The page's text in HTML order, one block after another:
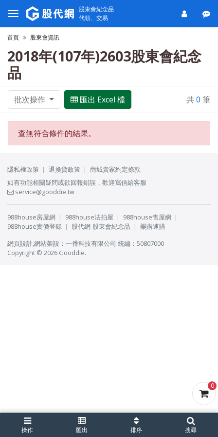
0
股東會紀念品
代領、交易
首頁 股東會資訊
2018年(107年)2603股東會紀念
品
批次操作 匯出 Excel 檔 共0 筆
查無符合條件的結果。
操作 匯出 排序 搜尋
隱私權政策 退換貨政策
商城賣家約定條款
如有功能相關疑問或欲回報錯誤，歡迎寫信給客服
service@gooddie.tw
988house房屋網 988house法拍屋
988house售屋網
988house實價登錄
股代網-股東會紀念品
樂購速購
網頁設計,網站架設 ： 一番科技有限公司 統編：50807000
Copyright © 2026 Gooddie.